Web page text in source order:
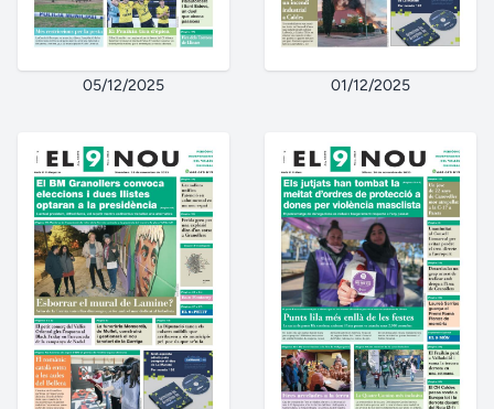
05/12/2025 01/12/2025